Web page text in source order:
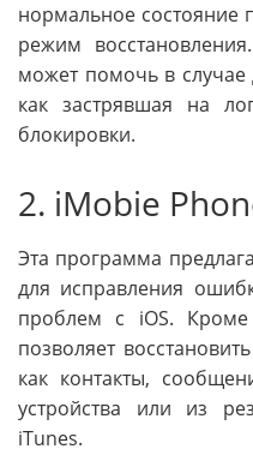
нормальное состояние
режим
может помочь в случае
как застрявшая на
блокировки.
2. iMobie
Эта программа
для исправления
проблем с iOS. Кроме
позволяет
как контакты,
устройства или из
iTunes.